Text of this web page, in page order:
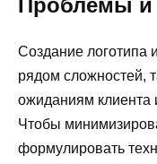
Проблемы и
Создание логотипа
рядом сложностей,
ожиданиям клиента
Чтобы
формулировать